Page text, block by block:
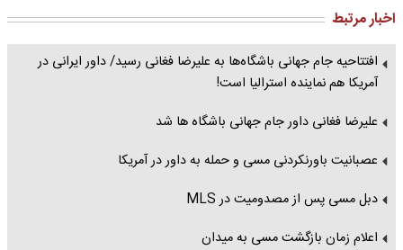
اخبار مرتبط
افتتاحیه جام جهانی باشگاه‌ها به علیرضا فغانی رسید/ داور ایرانی در
آمریکا هم نماینده استرالیا است!
علیرضا فغانی داور جام جهانی باشگاه ها شد
عصبانیت باورنکردنی مسی و حمله به داور در آمریکا
دبل مسی پس از مصدومیت در MLS
اعلام زمان بازگشت مسی به میدان